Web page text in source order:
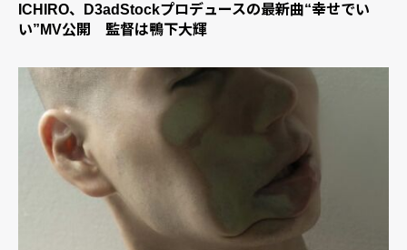
ICHIRO、D3adStockプロデュースの最新曲“幸せでい
い”MV公開 監督は鴨下大輝